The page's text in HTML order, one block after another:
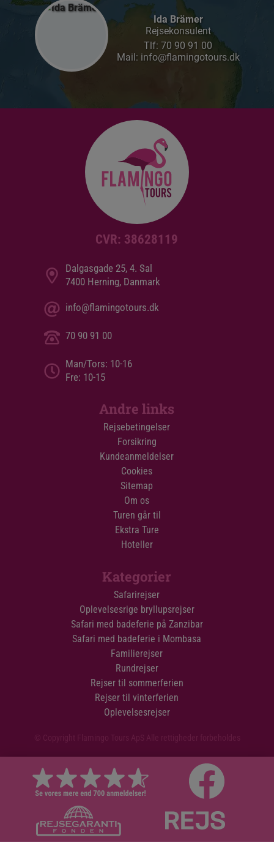
Ida Brämer
Rejsekonsulent
Tlf: 70 90 91 00
Mail: info@flamingotours.dk
CVR: 38628119
Dalgasgade 25, 4. Sal
7400 Herning, Danmark
info@flamingotours.dk
70 90 91 00
Man/Tors: 10-16
Fre: 10-15
Andre links
Rejsebetingelser
Forsikring
Kundeanmeldelser
Cookies
Sitemap
Om os
Turen går til
Ekstra Ture
Hoteller
Kategorier
Safarirejser
Oplevelsesrige bryllupsrejser
Safari med badeferie på Zanzibar
Safari med badeferie i Mombasa
Familierejser
Rundrejser
Rejser til sommerferien
Rejser til vinterferien
Oplevelsesrejser